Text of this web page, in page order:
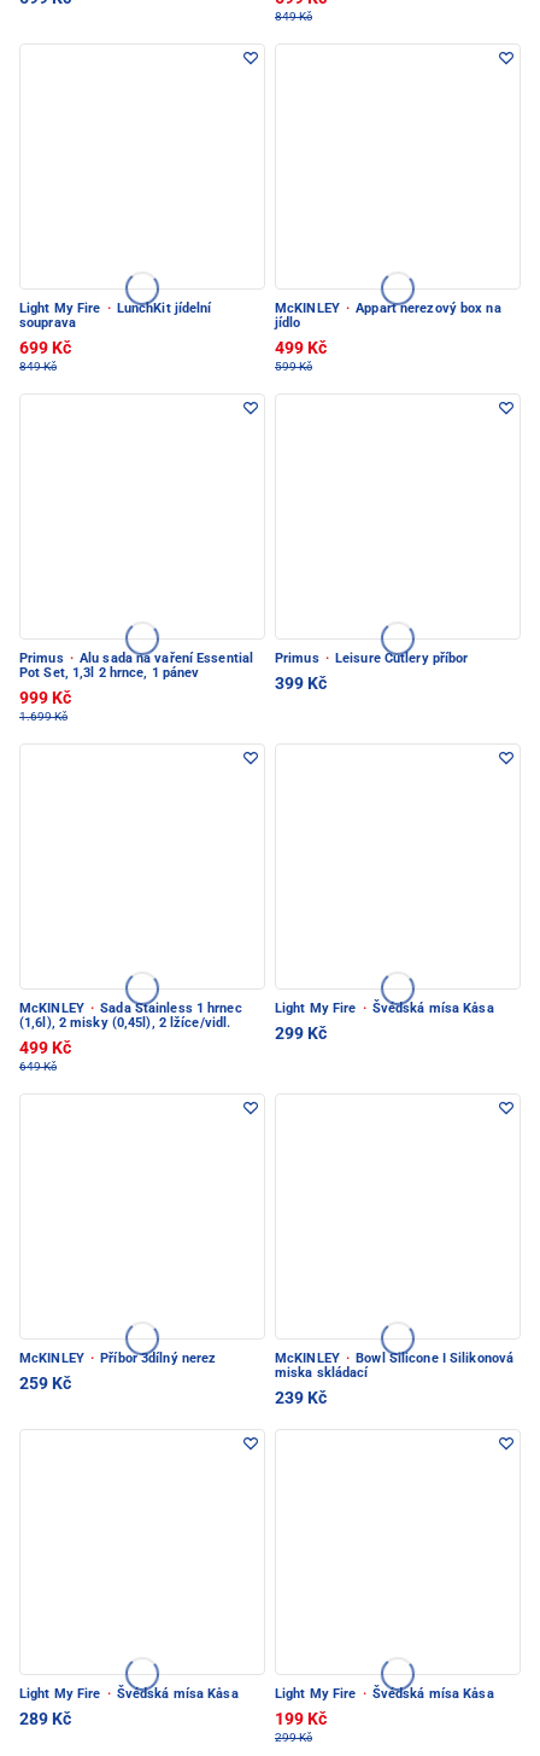
849 Kč
Light My Fire · LunchKit jídelní
souprava
699 Kč
849 Kč
McKINLEY · Appart nerezový box na
jídlo
499 Kč
599 Kč
Primus · Alu sada na vaření Essential
Pot Set, 1,3l 2 hrnce, 1 pánev
999 Kč
1.699 Kč
Primus · Leisure Cutlery příbor
399 Kč
McKINLEY · Sada Stainless 1 hrnec
(1,6l), 2 misky (0,45l), 2 lžíce/vidl.
499 Kč
649 Kč
Light My Fire · Švédská mísa Kåsa
299 Kč
McKINLEY · Příbor 3dílný nerez
259 Kč
McKINLEY · Bowl Silicone I Silikonová
miska skládací
239 Kč
Light My Fire · Švédská mísa Kåsa
289 Kč
Light My Fire · Švédská mísa Kåsa
199 Kč
299 Kč